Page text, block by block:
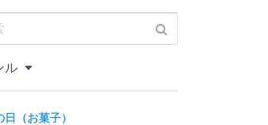
ル
（お菓子）